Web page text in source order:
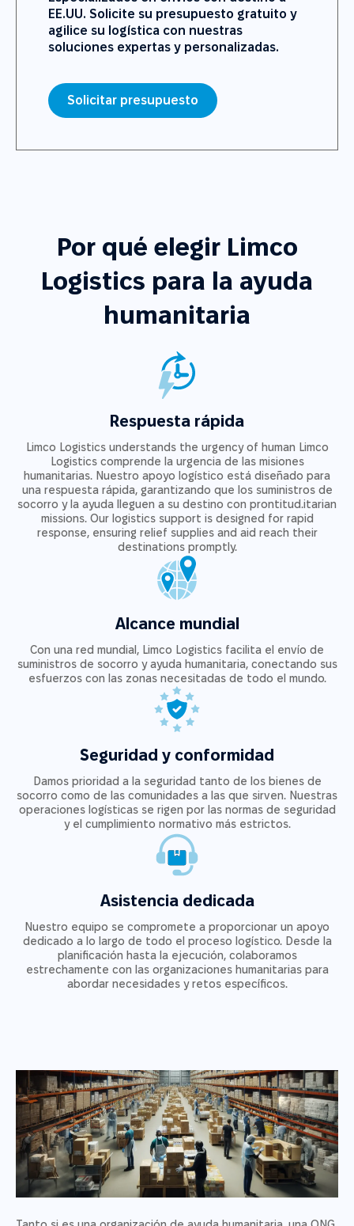
EE.UU. Solicite su presupuesto gratuito y
agilice su logística con nuestras
soluciones expertas y personalizadas.
Solicitar presupuesto
Por qué elegir Limco
Logistics para la ayuda
humanitaria
Respuesta rápida
Limco Logistics understands the urgency of human Limco
Logistics comprende la urgencia de las misiones
humanitarias. Nuestro apoyo logístico está diseñado para
una respuesta rápida, garantizando que los suministros de
socorro y la ayuda lleguen a su destino con prontitud.itarian
missions. Our logistics support is designed for rapid
response, ensuring relief supplies and aid reach their
destinations promptly.
Alcance mundial
Con una red mundial, Limco Logistics facilita el envío de
suministros de socorro y ayuda humanitaria, conectando sus
esfuerzos con las zonas necesitadas de todo el mundo.
Seguridad y conformidad
Damos prioridad a la seguridad tanto de los bienes de
socorro como de las comunidades a las que sirven. Nuestras
operaciones logísticas se rigen por las normas de seguridad
y el cumplimiento normativo más estrictos.
Asistencia dedicada
Nuestro equipo se compromete a proporcionar un apoyo
dedicado a lo largo de todo el proceso logístico. Desde la
planificación hasta la ejecución, colaboramos
estrechamente con las organizaciones humanitarias para
abordar necesidades y retos específicos.